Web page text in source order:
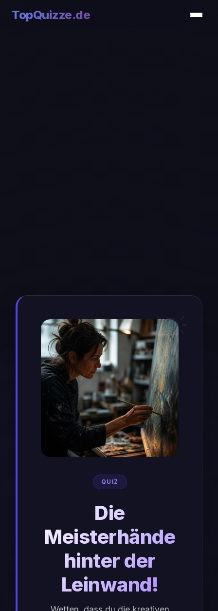
TopQuizze.de
QUIZ
Die
Meisterhände
hinter der
Leinwand!